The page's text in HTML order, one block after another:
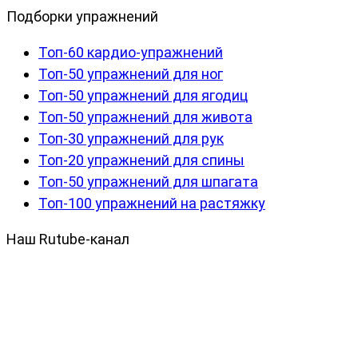
Подборки упражнений
Топ-60 кардио-упражнений
Топ-50 упражнений для ног
Топ-50 упражнений для ягодиц
Топ-50 упражнений для живота
Топ-30 упражнений для рук
Топ-20 упражнений для спины
Топ-50 упражнений для шпагата
Топ-100 упражнений на растяжку
Наш Rutube-канал